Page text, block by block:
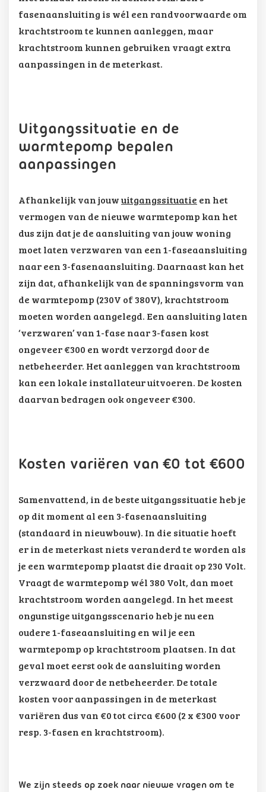
fasenaansluiting is wél een randvoorwaarde om
krachtstroom te kunnen aanleggen, maar
krachtstroom kunnen gebruiken vraagt extra
aanpassingen in de meterkast.
Uitgangssituatie en de
warmtepomp bepalen
aanpassingen
Afhankelijk van jouwuitgangssituatie en het
vermogen van de nieuwe warmtepomp kan het
dus zijn dat je de aansluiting van jouw woning
moet laten verzwaren van een 1-faseaansluiting
naar een 3-fasenaansluiting. Daarnaast kan het
zijn dat, afhankelijk van de spanningsvorm van
de warmtepomp (230V of 380V), krachtstroom
moeten worden aangelegd. Een aansluiting laten
‘verzwaren’ van 1-fase naar 3-fasen kost
ongeveer €300 en wordt verzorgd door de
netbeheerder. Het aanleggen van krachtstroom
kan een lokale installateur uitvoeren. De kosten
daarvan bedragen ook ongeveer €300.
Kosten variëren van €0 tot €600
Samenvattend, in de beste uitgangssituatie heb je
op dit moment al een 3-fasenaansluiting
(standaard in nieuwbouw). In die situatie hoeft
er in de meterkast niets veranderd te worden als
je een warmtepomp plaatst die draait op 230 Volt.
Vraagt de warmtepomp wél 380 Volt, dan moet
krachtstroom worden aangelegd. In het meest
ongunstige uitgangsscenario heb je nu een
oudere 1-faseaansluiting en wil je een
warmtepomp op krachtstroom plaatsen. In dat
geval moet eerst ook de aansluiting worden
verzwaard door de netbeheerder. De totale
kosten voor aanpassingen in de meterkast
variëren dus van €0 tot circa €600 (2 x €300 voor
resp. 3-fasen en krachtstroom).
We zijn steeds op zoek naar nieuwe vragen om te